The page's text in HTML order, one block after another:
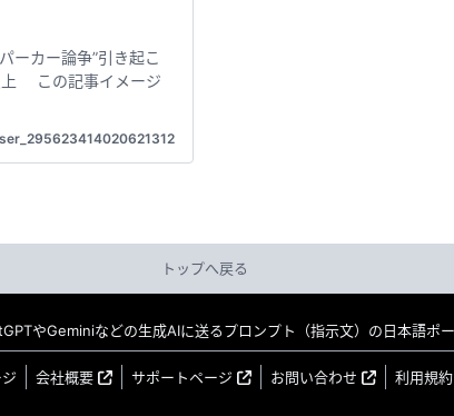
ーカー論争”引き起こ
上 この記事イメージ
トップへ戻る
やGeminiなどの生成AIに送るプロンプト（指示文）の日本語ポー
会社概要 サポートページ お問い合わせ 利用規約